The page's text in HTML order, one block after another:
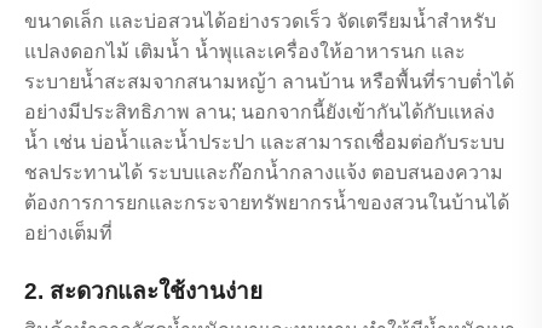
ขนาดเล็ก และบ่อสวนได้อย่างรวดเร็ว จัดเตรียมน้ำสำหรับ
แปลงดอกไม้ เติมน้ำ น้ำพุและเครื่องให้อาหารนก และ
ระบายน้ำสะสมจากสนามหญ้า ลานบ้าน หรือพื้นที่ราบต่ำได้
อย่างมีประสิทธิภาพ ลาน; นอกจากนี้ยังเข้ากันได้กับแหล่ง
น้ำ เช่น บ่อน้ำและน้ำประปา และสามารถเชื่อมต่อกับระบบ
ชลประทานได้ ระบบและก๊อกน้ำกลางแจ้ง ตอบสนองความ
ต้องการการยกและกระจายทรัพยากรน้ำของสวนในบ้านได้
อย่างเต็มที่
2. สะดวกและใช้งานง่าย